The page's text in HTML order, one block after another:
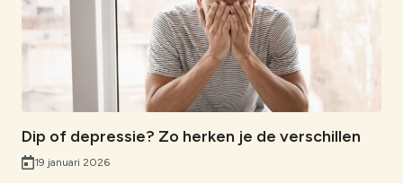
Dip of depressie? Zo herken je de verschillen
19 januari 2026